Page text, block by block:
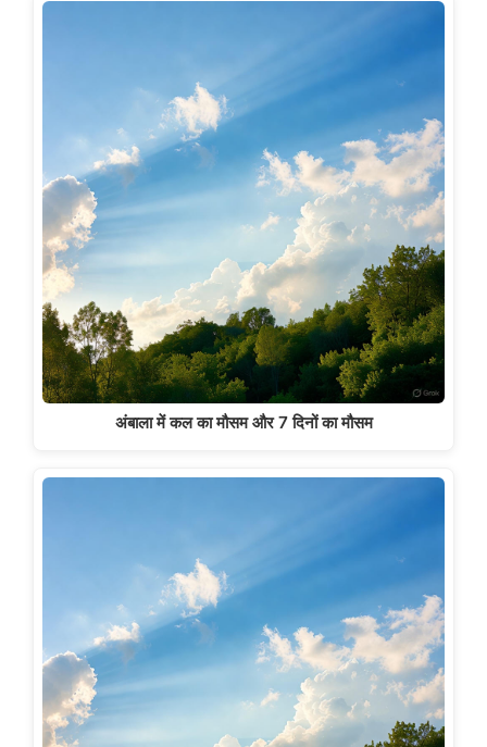
अंबाला में कल का मौसम और 7 दिनों का मौसम